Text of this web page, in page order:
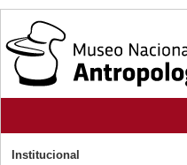
Institucional